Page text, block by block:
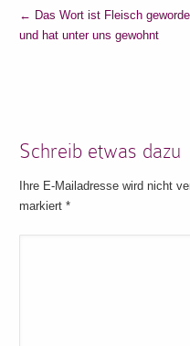
← Das Wort ist Fleisch
und hat unter uns gewohnt
Schreib etwas dazu
Ihre E-Mailadresse wird nicht
markiert*